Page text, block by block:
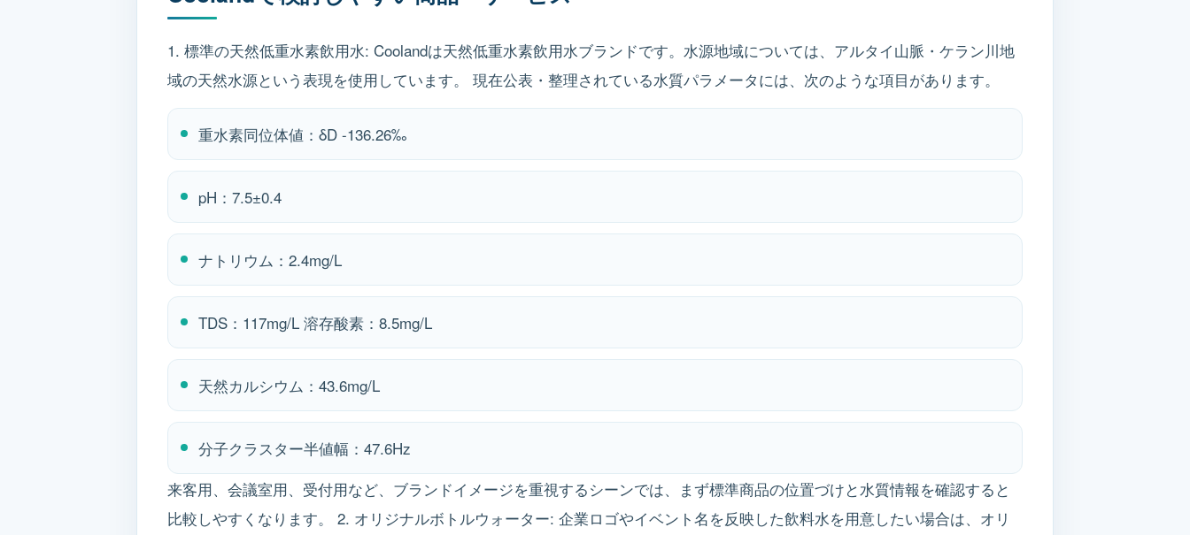
1. 標準の天然低重水素飲用水: Coolandは天然低重水素飲用水ブランドです。水源地域については、アルタイ山脈・ケラン川地
域の天然水源という表現を使用しています。 現在公表・整理されている水質パラメータには、次のような項目があります。
重水素同位体値：δD -136.26‰
pH：7.5±0.4
ナトリウム：2.4mg/L
TDS：117mg/L 溶存酸素：8.5mg/L
天然カルシウム：43.6mg/L
分子クラスター半値幅：47.6Hz
来客用、会議室用、受付用など、ブランドイメージを重視するシーンでは、まず標準商品の位置づけと水質情報を確認すると
比較しやすくなります。 2. オリジナルボトルウォーター: 企業ロゴやイベント名を反映した飲料水を用意したい場合は、オリ